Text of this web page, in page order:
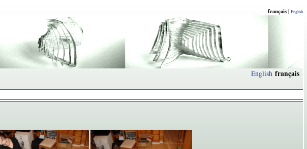
français | English
English français